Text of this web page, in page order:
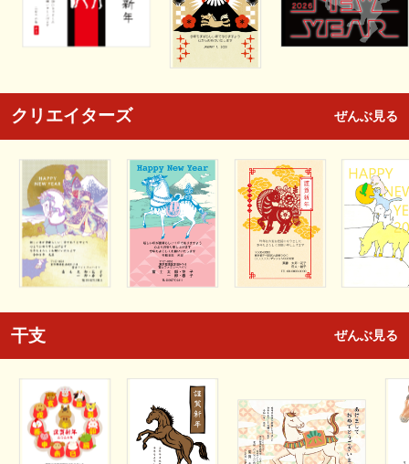
クリエイターズ ぜんぶ見る
干支 ぜんぶ見る